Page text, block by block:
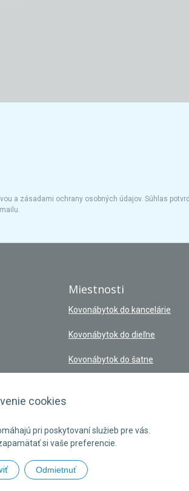
cookies
pri poskytovaní služieb pre vás.
si vaše preferencie.
Odmietnuť
a zásadami ochrany osobných údajov. Súhlas
Miestnosti
Kovonábytok do kancelárie
Kovonábytok do dieľne
Kovonábytok do šatne
nábytku •